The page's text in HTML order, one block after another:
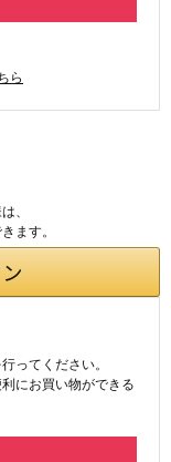
ら
、
ます。
ってください。
にお買い物ができる